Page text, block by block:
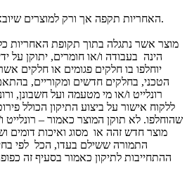
האחריות תקפה אך ורק למוצרים שיובאו לישראל על ידי רונלייט.
מוצר אשר נתגלה בתוך תקופת האחריות
הינה בעבודה ו/או חומרים, יתוקן על
יוחלפו בו חלקים פגומים או חלקים
הטכני, בחלקים חדשים ומקוריים,
רונלייט ו/או מי מטעמה ועל חשבונן,
ללקוח אישור על ביצוע התיקון הכולל
שהוחלפו. לא תוקן המוצר כאמור –
מוצר חדש זהה או מסוג ואיכות דומים
התמורה ששילם בעדו, הכל לפי
ההתחייבות לתיקון כאמור בסעיף זה